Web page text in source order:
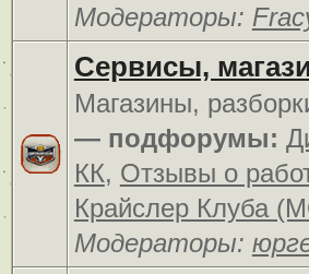
Модераторы:
Сервисы,
Магазины,
— подфорумы:
КК, Отзывы о
Крайслер Клуба
Модераторы: